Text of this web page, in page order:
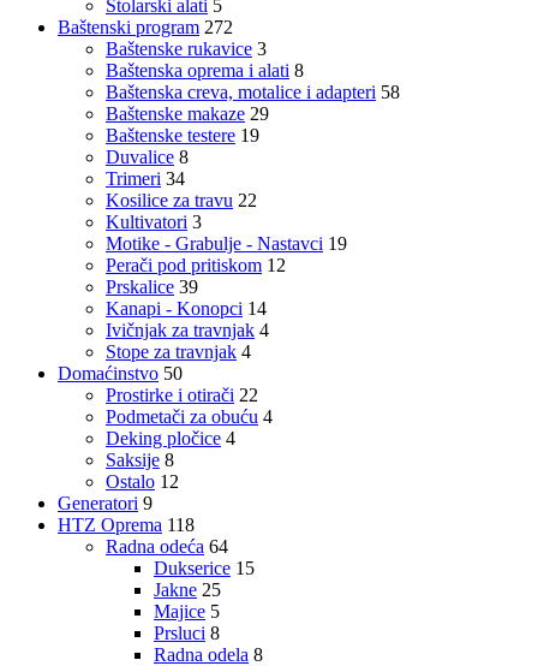
Stolarski alati 5
Baštenski program 272
Baštenske rukavice 3
Baštenska oprema i alati 8
Baštenska creva, motalice i adapteri 58
Baštenske makaze 29
Baštenske testere 19
Duvalice 8
Trimeri 34
Kosilice za travu 22
Kultivatori 3
Motike - Grabulje - Nastavci 19
Perači pod pritiskom 12
Prskalice 39
Kanapi - Konopci 14
Ivičnjak za travnjak 4
Stope za travnjak 4
Domaćinstvo 50
Prostirke i otirači 22
Podmetači za obuću 4
Deking pločice 4
Saksije 8
Ostalo 12
Generatori 9
HTZ Oprema 118
Radna odeća 64
Dukserice 15
Jakne 25
Majice 5
Prsluci 8
Radna odela 8